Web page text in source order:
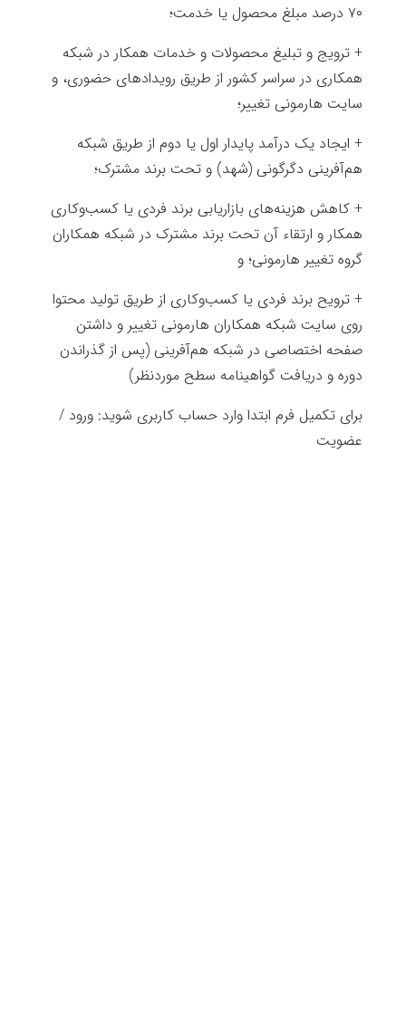
۷۰ درصد مبلغ محصول یا خدمت؛
+ ترویج و تبلیغ محصولات و خدمات همکار در شبکه
همکاری در سراسر کشور از طریق رویدادهای حضوری، و
سایت هارمونی تغییر؛
+ ایجاد یک درآمد پایدار اول یا دوم از طریق شبکه
هم‌آفرینی دگرگونی (شهد) و تحت برند مشترک؛
+ کاهش هزینه‌های بازاریابی برند فردی یا کسب‌وکاری
همکار و ارتقاء آن تحت برند مشترک در شبکه همکاران
گروه تغییر هارمونی؛ و
+ ترویح برند فردی یا کسب‌وکاری از طریق تولید محتوا
روی سایت شبکه همکاران هارمونی تغییر و داشتن
صفحه اختصاصی در شبکه هم‌آفرینی (پس از گذراندن
دوره و دریافت گواهینامه سطح موردنظر)
برای تکمیل فرم ابتدا وارد حساب کاربری شوید: ورود /
عضویت